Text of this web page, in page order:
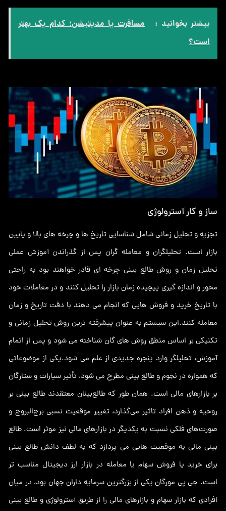
بیشتر بخوانید :
مسافرت یا مدیتیشن؛ کدام یک بهتر
است؟
ساز و کار آسترولوژی
تجزیه و تحلیل زمانی شامل شناسایی تاریخ ها و چرخه های بالا و پایین
بازار است. تحلیلگران و معامله گران پس از گذراندن آموزش عملی
تحلیل زمان و روش طالع بینی چرخه ای قادر خواهند بود به راحتی
محور و اندازه گیری پیچیده زمان بازار را تحلیل کنند و در معاملات خود
با تاریخ خرید و فروش هایی که انجام می دهند با دقت تاریخ و زمان
معامله کنند.این سیستم به عنوان پیشرفته ترین روش تحلیل زمانی و
تکنیکی بر اساس منطق روش های گان شناخته می شود و پس از اتمام
آموزش، تحلیلگر وارد پنجره جدیدی از علم می شود.یکی از موضوعاتی
که همواره در نجوم و طالع بینی مطرح می شود، تأثیر سیارات و ستارگان
بر بازارهای مالی است. همان طور که طالع‌بینان معتقدند طالع بینی بر
روحیه و ذهن افراد تاثیر می‌گذارد، تغییر موقعیت نسبی برج‌البروج و
صورت‌های فلکی نسبت به یکدیگر در بازارهای مالی نیز موثر است. طالع
بینی مالی به موقعیت هایی می پردازد که به لطف دانش طالع بینی
برای خرید یا فروش سهام یا معامله در بازار ارز دیجیتال مناسب تر
است. جی پی مورگان یکی از بزرگترین سرمایه داران جهان بود، در میان
افرادی که بازار سهام و بازارهای مالی را از طریق آسترولوژی و طالع بینی